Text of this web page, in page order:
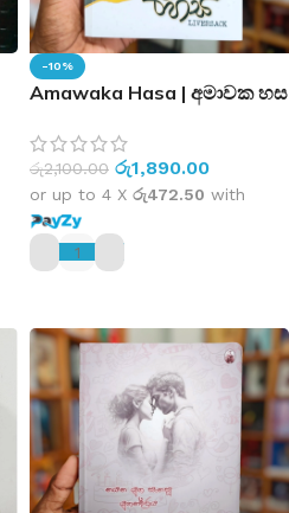
-10%
Amawaka Hasa | අමාවක හස
රු2,100.00 රු1,890.00
or up to 4 X රු472.50 with